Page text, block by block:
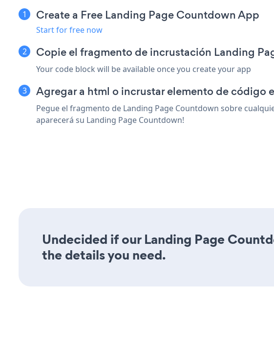
Create a Free Landing Page Countdown App
Start for free now
Copie el fragmento de incrustación Landing
Your code block will be available once you create your app
Agregar a html o incrustar elemento de código
Pegue el fragmento de Landing Page Countdown sobre
aparecerá su Landing Page Countdown!
Undecided if our Landing Page
the details you need.